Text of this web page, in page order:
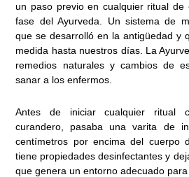
un paso previo en cualquier ritual de
fase del Ayurveda. Un sistema de
que se desarrolló en la antigüedad y
medida hasta nuestros días. La
remedios naturales y cambios de
sanar a los enfermos.
Antes de iniciar cualquier ritual
curandero, pasaba una varita de
centímetros por encima del cuerpo
tiene propiedades desinfectantes y
que genera un entorno adecuado